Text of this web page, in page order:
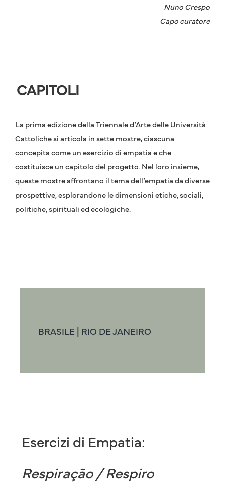
Nuno Crespo
Capo curatore
CAPITOLI
La prima edizione della Triennale d’Arte delle Università
Cattoliche si articola in sette mostre, ciascuna
concepita come un esercizio di empatia e che
costituisce un capitolo del progetto. Nel loro insieme,
queste mostre affrontano il tema dell’empatia da diverse
prospettive, esplorandone le dimensioni etiche, sociali,
politiche, spirituali ed ecologiche.
BRASILE | RIO DE JANEIRO
Esercizi di Empatia:
Respiração / Respiro